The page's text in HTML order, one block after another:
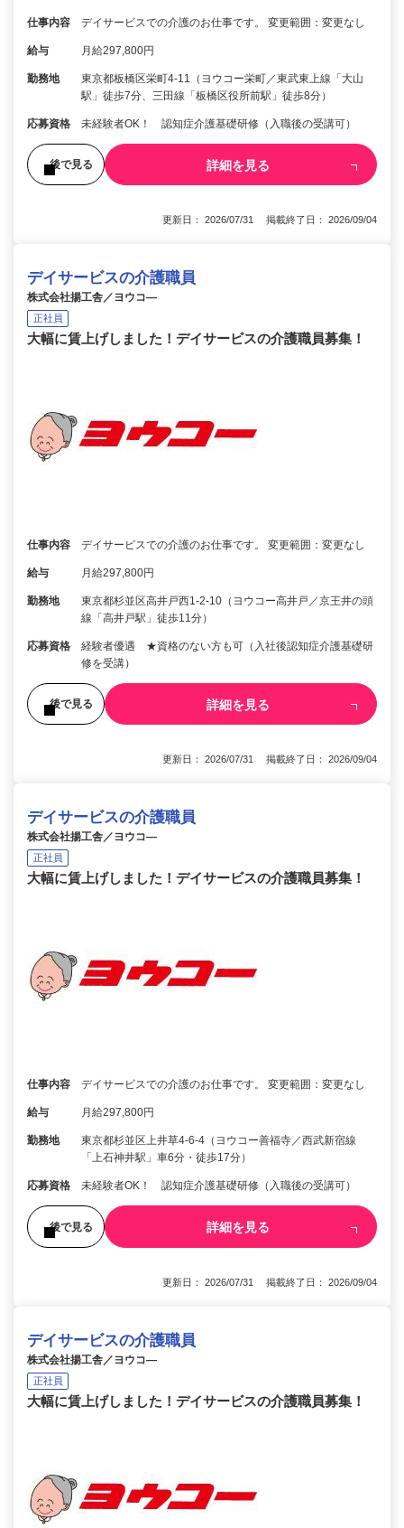
仕事内容 デイサービスでの介護のお仕事です。 変更範囲：変更なし
給与 月給297,800円
勤務地
東京都板橋区栄町4-11（ヨウコー栄町／東武東上線「大山
駅」徒歩7分、三田線「板橋区役所前駅」徒歩8分）
応募資格 未経験者OK！ 認知症介護基礎研修（入職後の受講可）
後で見る 詳細を見る
更新日： 2026/07/31 掲載終了日： 2026/09/04
デイサービスの介護職員
株式会社揚工舎／ヨウコ―
正社員
大幅に賃上げしました！デイサービスの介護職員募集！
仕事内容 デイサービスでの介護のお仕事です。 変更範囲：変更なし
給与 月給297,800円
勤務地
東京都杉並区高井戸西1-2-10（ヨウコー高井戸／京王井の頭
線「高井戸駅」徒歩11分）
応募資格
経験者優遇 ★資格のない方も可（入社後認知症介護基礎研
修を受講）
後で見る 詳細を見る
更新日： 2026/07/31 掲載終了日： 2026/09/04
デイサービスの介護職員
株式会社揚工舎／ヨウコ―
正社員
大幅に賃上げしました！デイサービスの介護職員募集！
仕事内容 デイサービスでの介護のお仕事です。 変更範囲：変更なし
給与 月給297,800円
勤務地
東京都杉並区上井草4-6-4（ヨウコー善福寺／西武新宿線
「上石神井駅」車6分・徒歩17分）
応募資格 未経験者OK！ 認知症介護基礎研修（入職後の受講可）
後で見る 詳細を見る
更新日： 2026/07/31 掲載終了日： 2026/09/04
デイサービスの介護職員
株式会社揚工舎／ヨウコ―
正社員
大幅に賃上げしました！デイサービスの介護職員募集！